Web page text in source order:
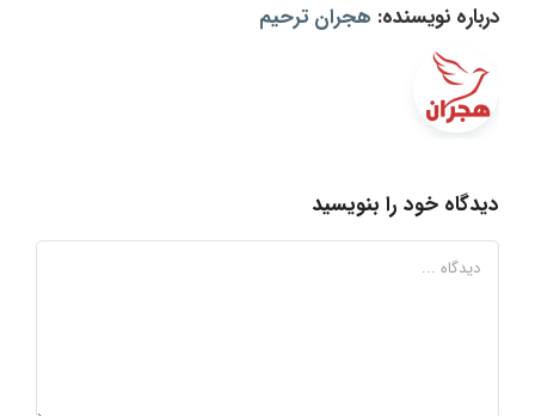
درباره نویسنده: هجران ترحیم
دیدگاه خود را بنویسید
دیدگاه